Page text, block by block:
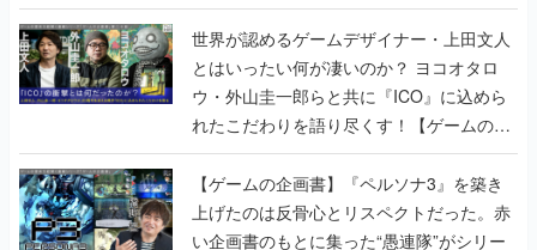
世界が認めるゲームデザイナー・上田文人
とはいったい何が凄いのか？ ヨコオタロ
ウ・外山圭一郎らと共に『ICO』に込めら
れたこだわりを語り尽くす！【ゲームの企
画書】
【ゲームの企画書】『ペルソナ3』を築き
上げたのは反骨心とリスペクトだった。赤
い企画書のもとに集った“愚連隊”がシリー